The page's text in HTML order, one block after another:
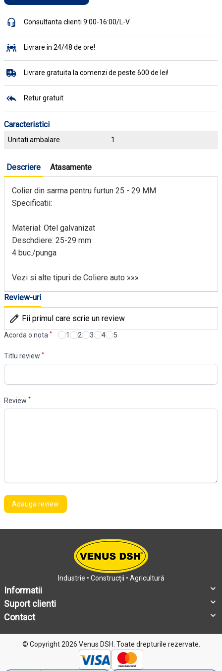
Consultanta clienti 9:00-16:00/L-V
Livrare in 24/48 de ore!
Livrare gratuita la comenzi de peste 600 de lei!
Retur gratuit
Caracteristici
Unitati ambalare 1
Descriere Atasamente
Colier din sarma pentru furtun 25 - 29 MM
Specificatii:
Material: Otel galvanizat
Deschdiere: 25-29 mm
4 buc./punga
Vezi si alte tipuri de Coliere auto »»»
Review-uri
Fii primul care scrie un review
Acorda o nota * 1 2 3 4 5
Titlu review *
Review *
Adauga review
Industrie • Construcții • Agricultură
Informatii
Suport clienti
Contact
© Copyright 2026 Venus DSH. Toate drepturile rezervate.